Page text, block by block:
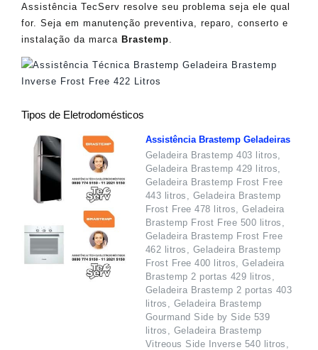
Assistência TecServ resolve seu problema seja ele qual
for. Seja em manutenção preventiva, reparo, conserto e
instalação da marca Brastemp
Tipos de Eletrodomésticos
Assistência Brastemp Geladeiras
Geladeira Brastemp 403 litros,
Geladeira Brastemp 429 litros,
Geladeira Brastemp Frost Free
443 litros, Geladeira Brastemp
Frost Free 478 litros, Geladeira
Brastemp Frost Free 500 litros,
Geladeira Brastemp Frost Free
462 litros, Geladeira Brastemp
Frost Free 400 litros, Geladeira
Brastemp 2 portas 429 litros,
Geladeira Brastemp 2 portas 403
litros, Geladeira Brastemp
Gourmand Side by Side 539
litros, Geladeira Brastemp
Vitreous Side Inverse 540 litros,